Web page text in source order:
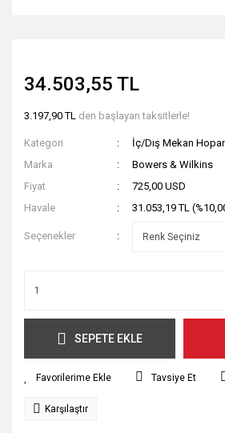
34.503,55 TL
3.197,90 TL den başlayan taksitlerle!
Kategori
İç/Dış Mekan
Marka
Bowers & Wilkins
Fiyat
725,00 USD
Havale
31.053,19 TL
Seçenekler
SEPETE EKLE
Tavsiye Et
Karşılaştır